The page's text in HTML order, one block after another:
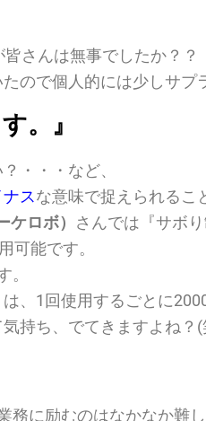
さんは無事でしたか？？
ので個人的には少しサプ
。』
・・・など、
スな意味で捉えられるこ
ロボ） さんでは 『サボ
可能です。
。
、 1回使用するごとに
持ち、でてきますよね？(
に励むのはなかなか難し